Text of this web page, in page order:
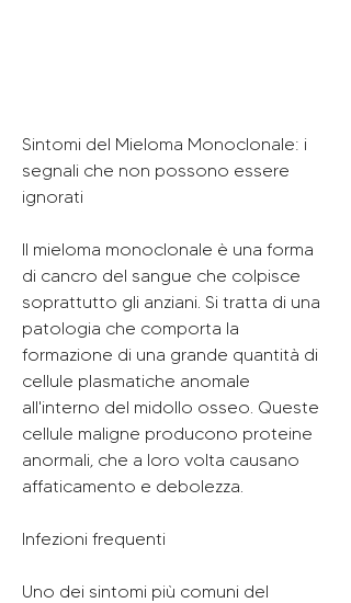
Sintomi del Mieloma Monoclonale: i
segnali che non possono essere
ignorati
Il mieloma monoclonale è una forma
di cancro del sangue che colpisce
soprattutto gli anziani. Si tratta di una
patologia che comporta la
formazione di una grande quantità di
cellule plasmatiche anomale
all'interno del midollo osseo. Queste
cellule maligne producono proteine
anormali, che a loro volta causano
affaticamento e debolezza.
Infezioni frequenti
Uno dei sintomi più comuni del